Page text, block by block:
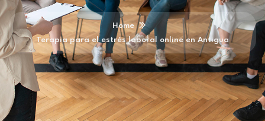
Home
Terapia para el estrés laboral online en Antigua